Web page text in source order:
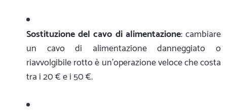
Sostituzione del cavo di alimentazione: cambiare
un cavo di alimentazione danneggiato o
riavvolgibile rotto è un'operazione veloce che costa
tra i 20 € e i 50 €.